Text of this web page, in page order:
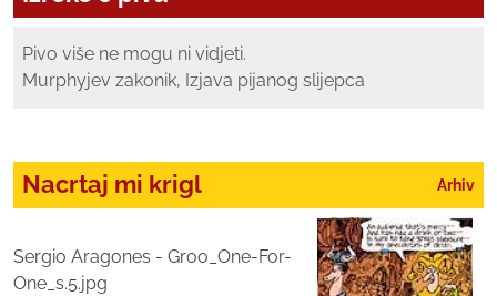
Pivo više ne mogu ni vidjeti.
Murphyjev zakonik, Izjava pijanog slijepca
Arhiv
Nacrtaj mi krigl
Sergio Aragones - Groo_One-For-
One_s.5.jpg